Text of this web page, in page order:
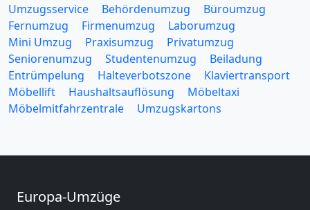
Umzugsservice Behördenumzug
Büroumzug
Fernumzug
Firmenumzug
Laborumzug
Mini Umzug
Praxisumzug
Privatumzug
Seniorenumzug
Studentenumzug
Beiladung
Entrümpelung
Halteverbotszone
Klaviertransport
Möbellift
Haushaltsauflösung
Möbeltaxi
Möbelmitfahrzentrale
Umzugskartons
Europa-Umzüge